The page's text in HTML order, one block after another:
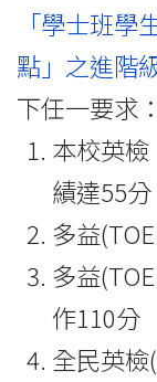
「學士班
點」之進階
下任一要求：
本校英
績達55分
多益
多益
作110分
全民英